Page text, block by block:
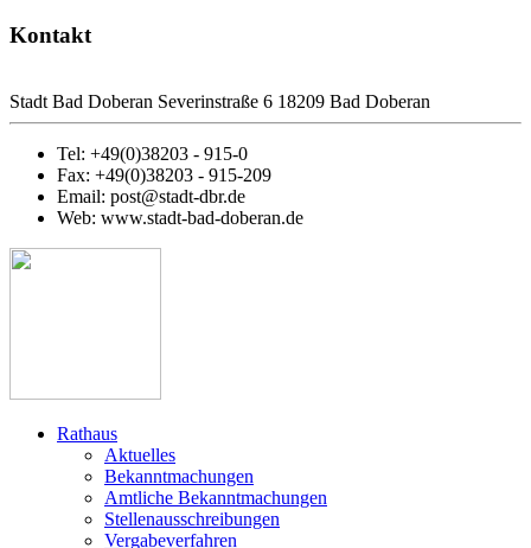
Kontakt
Stadt Bad Doberan Severinstraße 6 18209 Bad Doberan
Tel: +49(0)38203 - 915-0
Fax: +49(0)38203 - 915-209
Email: post@stadt-dbr.de
Web: www.stadt-bad-doberan.de
Rathaus
Aktuelles
Bekanntmachungen
Amtliche Bekanntmachungen
Stellenausschreibungen
Vergabeverfahren